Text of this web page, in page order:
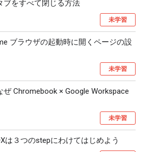
ブをすべて閉じる方法
未学習
ブラウザの起動時に開くページの設
未学習
ぜ Chromebook × Google Workspace
未学習
は３つのstepにわけてはじめよう
関に対するレビューを投稿できるよう
ました。
富な情報に基づいて受診先を選択でき
。
通り、Chromebook や Google
することで業務が改善され、
の提供に取り組むことができるように